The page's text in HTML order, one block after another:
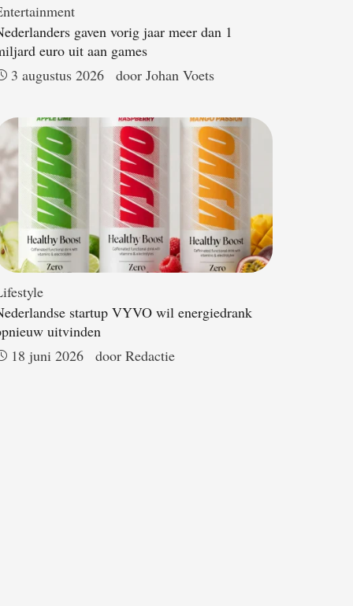
gaven vorig jaar meer dan 1
euro uit aan games
3 augustus 2026
door Johan Voets
startup VYVO wil energiedrank
uitvinden
18 juni 2026
door Redactie